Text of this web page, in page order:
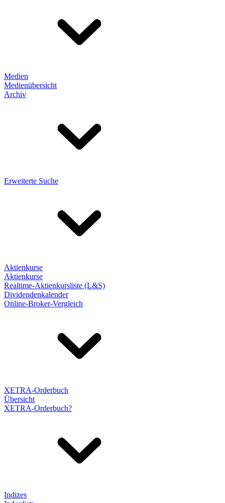
Medien
Medienübersicht
Archiv
Erweiterte Suche
Aktienkurse
Aktienkurse
Realtime-Aktienkursliste (L&S)
Dividendenkalender
Online-Broker-Vergleich
XETRA-Orderbuch
Übersicht
XETRA-Orderbuch?
Indizes